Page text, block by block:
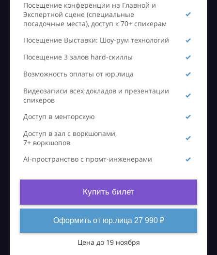
Посещение конференции на Главной и
Экспертной сцене (специальные
посадочные места), доступ к 70+ спикерам
Посещение Выставки: Шоу-рум технологий
Посещение 3 залов hard-скиллы
Возможность оплаты от юр.лица
Видеозаписи всех докладов и презентации
спикеров
Доступ в менторскую
Доступ в зал с воркшопами,
7+ воркшопов
AI-пространство с промт-инженерами
Купить билет
Оформить от юр.лица 27 990 ₽
Цена до 19 ноября